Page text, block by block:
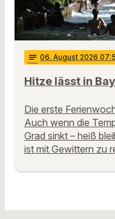
notes 06. August 2026
Hitze lässt in
Die erste
Auch wenn die
Grad sinkt – heiß
ist mit Gewittern zu